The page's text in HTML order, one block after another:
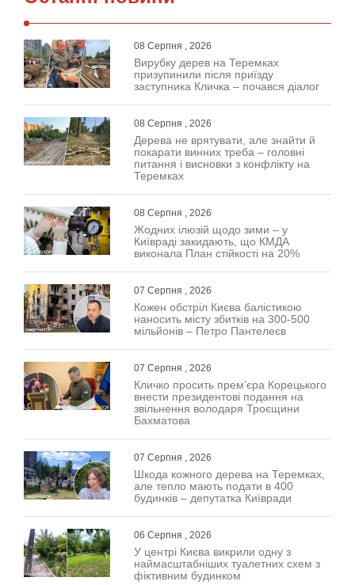
08 Серпня , 2026
Вирубку дерев на Теремках
призупинили після приїзду
заступника Кличка – почався діалог
08 Серпня , 2026
Дерева не врятувати, але знайти й
покарати винних треба – головні
питання і висновки з конфлікту на
Теремках
08 Серпня , 2026
Жодних ілюзій щодо зими – у
Київраді закидають, що КМДА
виконала План стійкості на 20%
07 Серпня , 2026
Кожен обстріл Києва балістикою
наносить місту збитків на 300-500
мільйонів – Петро Пантелеєв
07 Серпня , 2026
Кличко просить прем’єра Корецького
внести президентові подання на
звільнення володаря Троєщини
Бахматова
07 Серпня , 2026
Шкода кожного дерева на Теремках,
але тепло мають подати в 400
будинків – депутатка Київради
06 Серпня , 2026
У центрі Києва викрили одну з
наймасштабніших туалетних схем з
фіктивним будинком